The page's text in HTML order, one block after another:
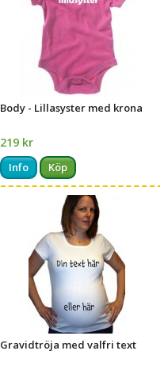
Body - Lillasyster med krona
219 kr
Info Köp
Gravidtröja med valfri text